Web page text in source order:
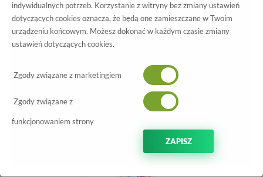
Wszystkie produkty
Sandały Chebello
indywidualnych potrzeb. Korzystanie z witryny bez zmiany ustawień
dotyczących cookies oznacza, że będą one zamieszczane w Twoim
urządzeniu końcowym. Możesz dokonać w każdym czasie zmiany
ustawień dotyczących cookies.
Zgody związane z marketingiem
Zgody związane z
funkcjonowaniem strony
ZAPISZ